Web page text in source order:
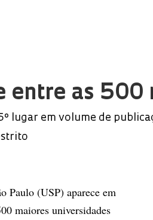
entre as 500
lugar em volume de
Paulo (USP) aparece em
maiores universidades